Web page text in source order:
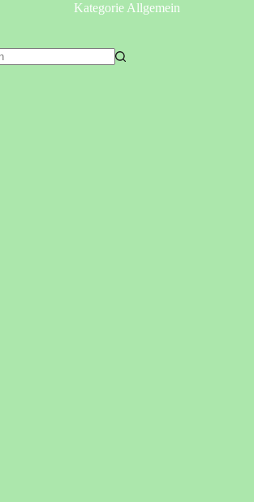
Kategorie Allgemein